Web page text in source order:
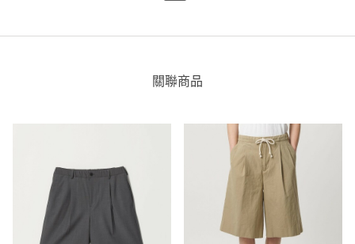
UNITED ARROWS 大安店
關聯商品